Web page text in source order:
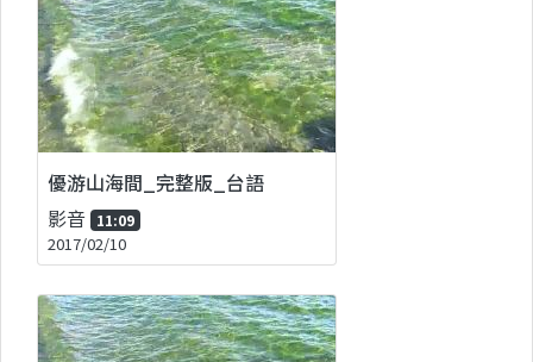
優游山海間_完整版_台語
影音 11:09
2017/02/10